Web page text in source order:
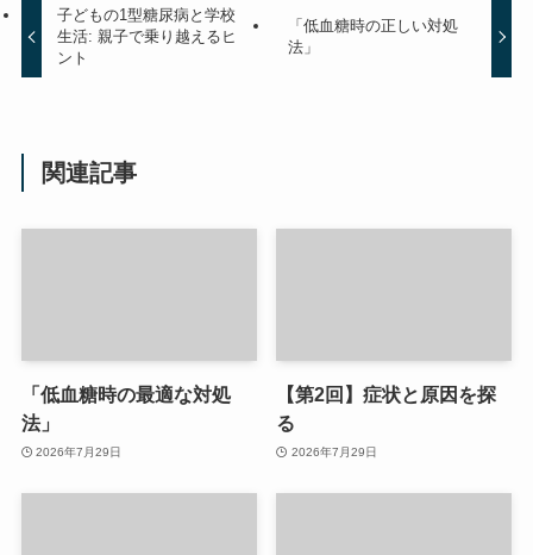
子どもの1型糖尿病と学校
生活: 親子で乗り越えるヒ
ント
「低血糖時の正しい対処
法」
関連記事
「低血糖時の最適な対処
法」
2026年7月29日
【第2回】症状と原因を探
る
2026年7月29日